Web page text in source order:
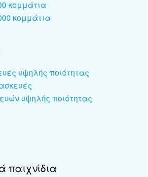
κομμάτια
κομμάτια
υψηλής ποιότητας
υψηλής ποιότητας
παιχνίδια